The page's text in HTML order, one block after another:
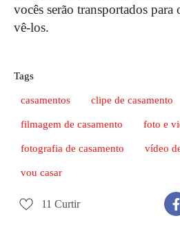
vocês serão transportados para
vê-los.
Tags
casamentos clipe de casamento
filmagem de casamento foto e
fotografia de casamento vídeo
vou casar
11 Curtir